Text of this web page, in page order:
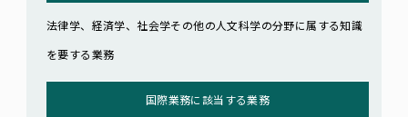
法律学、経済学、社会学その他の人文科学の分野に属する知識
を要する業務
国際業務に該当する業務